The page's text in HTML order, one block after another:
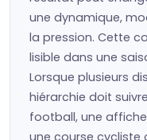
une dynamique,
la pression. Cette
lisible dans une
Lorsque plusieurs
hiérarchie doit
football, une
une course cycliste